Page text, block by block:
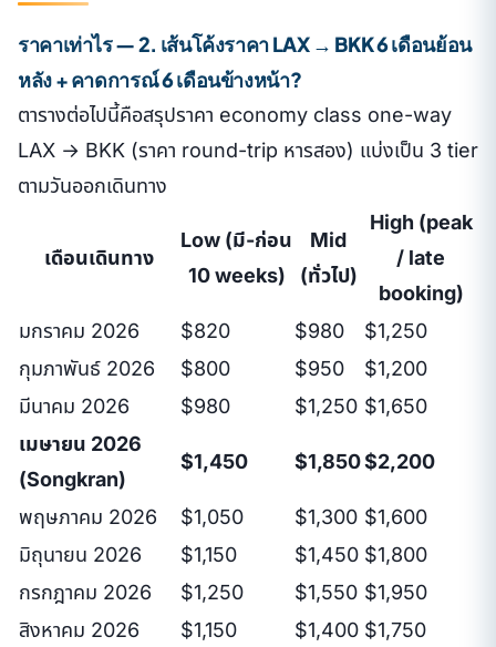
ราคาเท่าไร — 2. เส้นโค้งราคา LAX → BKK 6 เดือนย้อน
หลัง + คาดการณ์ 6 เดือนข้างหน้า?
ตารางต่อไปนี้คือสรุปราคา economy class one-way
LAX → BKK (ราคา round-trip หารสอง) แบ่งเป็น 3 tier
ตามวันออกเดินทาง
เดือนเดินทาง
Low (มี-ก่อน
10 weeks)
Mid
(ทั่วไป)
High (peak
/ late
booking)
มกราคม 2026
$820 $980
$1,250
กุมภาพันธ์ 2026
$800 $950
$1,200
มีนาคม 2026
$980 $1,250 $1,650
เมษายน 2026
(Songkran)
$1,450 $1,850$2,200
พฤษภาคม 2026 $1,050 $1,300 $1,600
มิถุนายน 2026
$1,150 $1,450 $1,800
กรกฎาคม 2026
$1,250 $1,550 $1,950
สิงหาคม 2026
$1,150 $1,400 $1,750